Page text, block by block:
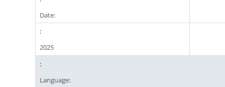
Date:
2025
Language: